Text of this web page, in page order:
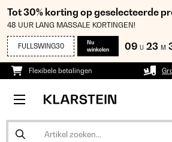
Tot 30% korting op geselecteerde
48 UUR LANG MASSALE KORTINGEN!
FULLSWING30
Nu
winkelen
09 U 23 M
Flexibele betalingen